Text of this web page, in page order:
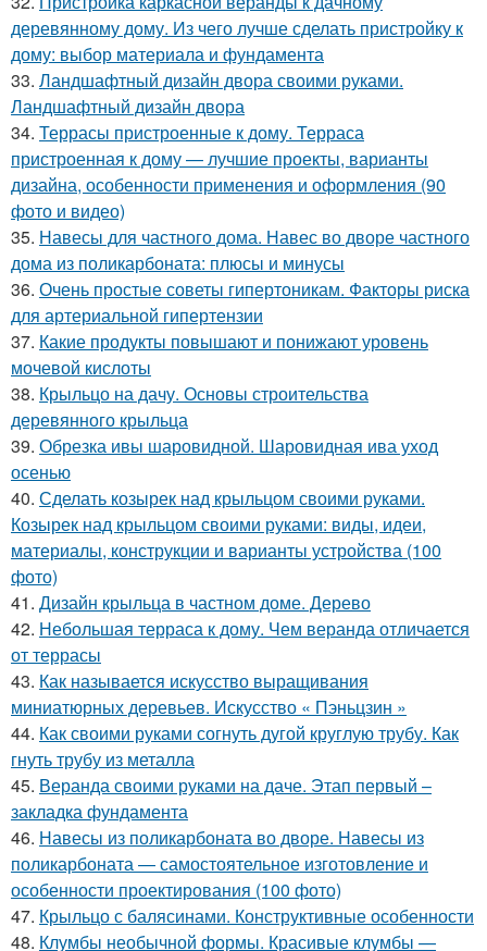
деревянному дому. Из чего лучше сделать пристройку к
дому: выбор материала и фундамента
33. Ландшафтный дизайн двора своими руками.
Ландшафтный дизайн двора
34. Террасы пристроенные к дому. Терраса
пристроенная к дому — лучшие проекты, варианты
дизайна, особенности применения и оформления (90
фото и видео)
35. Навесы для частного дома. Навес во дворе частного
дома из поликарбоната: плюсы и минусы
36. Очень простые советы гипертоникам. Факторы риска
для артериальной гипертензии
37. Какие продукты повышают и понижают уровень
мочевой кислоты
38. Крыльцо на дачу. Основы строительства
деревянного крыльца
39. Обрезка ивы шаровидной. Шаровидная ива уход
осенью
40. Сделать козырек над крыльцом своими руками.
Козырек над крыльцом своими руками: виды, идеи,
материалы, конструкции и варианты устройства (100
фото)
41. Дизайн крыльца в частном доме. Дерево
42. Небольшая терраса к дому. Чем веранда отличается
от террасы
43. Как называется искусство выращивания
миниатюрных деревьев. Искусство « Пэньцзин »
44. Как своими руками согнуть дугой круглую трубу. Как
гнуть трубу из металла
45. Веранда своими руками на даче. Этап первый –
закладка фундамента
46. Навесы из поликарбоната во дворе. Навесы из
поликарбоната — самостоятельное изготовление и
особенности проектирования (100 фото)
47. Крыльцо с балясинами. Конструктивные особенности
48. Клумбы необычной формы. Красивые клумбы —